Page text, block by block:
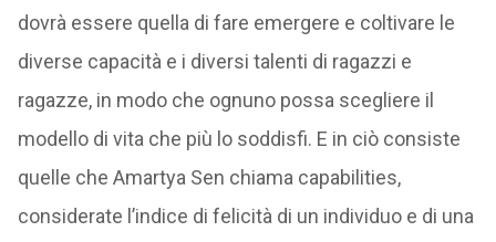
dovrà essere quella di fare emergere e coltivare le
diverse capacità e i diversi talenti di ragazzi e
ragazze, in modo che ognuno possa scegliere il
modello di vita che più lo soddisfi. E in ciò consiste
quelle che Amartya Sen chiama capabilities,
considerate l’indice di felicità di un individuo e di una